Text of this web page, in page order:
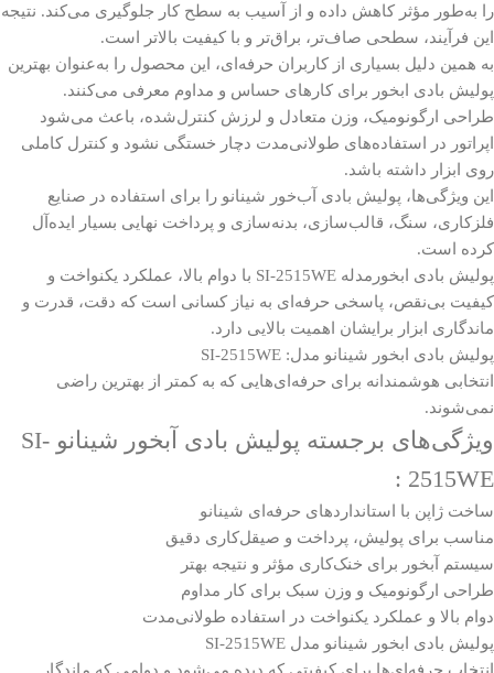
را به‌طور مؤثر کاهش داده و از آسیب به سطح کار جلوگیری می‌کند. نتیجه
این فرآیند، سطحی صاف‌تر، براق‌تر و با کیفیت بالاتر است.
به همین دلیل بسیاری از کاربران حرفه‌ای، این محصول را به‌عنوان بهترین
پولیش بادی ابخور برای کارهای حساس و مداوم معرفی می‌کنند.
طراحی ارگونومیک، وزن متعادل و لرزش کنترل‌شده، باعث می‌شود
اپراتور در استفاده‌های طولانی‌مدت دچار خستگی نشود و کنترل کاملی
روی ابزار داشته باشد.
این ویژگی‌ها، پولیش بادی آب‌خور شینانو را برای استفاده در صنایع
فلزکاری، سنگ، قالب‌سازی، بدنه‌سازی و پرداخت نهایی بسیار ایده‌آل
کرده است.
پولیش بادی ابخورمدله SI-2515WE با دوام بالا، عملکرد یکنواخت و
کیفیت بی‌نقص، پاسخی حرفه‌ای به نیاز کسانی است که دقت، قدرت و
ماندگاری ابزار برایشان اهمیت بالایی دارد.
پولیش بادی ابخور شینانو مدل: SI-2515WE
انتخابی هوشمندانه برای حرفه‌ای‌هایی که به کمتر از بهترین راضی
نمی‌شوند.
ویژگی‌های برجسته پولیش بادی آبخور شینانو SI-
2515WE :
ساخت ژاپن با استانداردهای حرفه‌ای شینانو
مناسب برای پولیش، پرداخت و صیقل‌کاری دقیق
سیستم آبخور برای خنک‌کاری مؤثر و نتیجه بهتر
طراحی ارگونومیک و وزن سبک برای کار مداوم
دوام بالا و عملکرد یکنواخت در استفاده طولانی‌مدت
پولیش بادی ابخور شینانو مدل SI-2515WE
انتخاب حرفه‌ای‌ها برای کیفیتی که دیده می‌شود و دوامی که ماندگار